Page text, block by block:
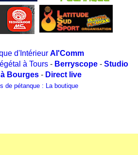
d'Intérieur Al'Comm
à Tours - Berryscope - Studio
Bourges- Direct live
de pétanque : La boutique